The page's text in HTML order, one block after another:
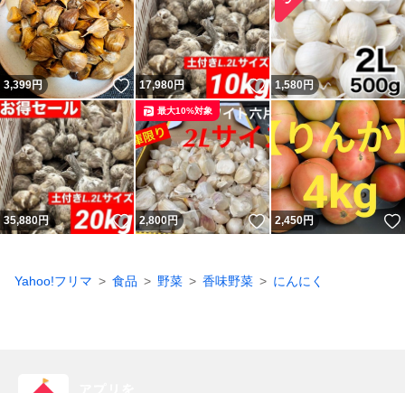
3,399円 いいね！
17,980円 いいね！
1,580 円
35,880円 いいね！
2,800円 いいね！
最大10%対象
2,450円
Yahoo!フリマ 食品 野菜 香味野菜 にんにく